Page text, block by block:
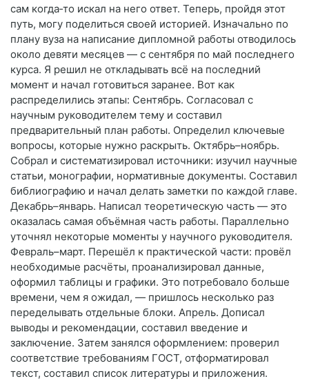
сам когда‑то искал на него ответ. Теперь, пройдя этот
путь, могу поделиться своей историей. Изначально по
плану вуза на написание дипломной работы отводилось
около девяти месяцев — с сентября по май последнего
курса. Я решил не откладывать всё на последний
момент и начал готовиться заранее. Вот как
распределились этапы: Сентябрь. Согласовал с
научным руководителем тему и составил
предварительный план работы. Определил ключевые
вопросы, которые нужно раскрыть. Октябрь–ноябрь.
Собрал и систематизировал источники: изучил научные
статьи, монографии, нормативные документы. Составил
библиографию и начал делать заметки по каждой главе.
Декабрь–январь. Написал теоретическую часть — это
оказалась самая объёмная часть работы. Параллельно
уточнял некоторые моменты у научного руководителя.
Февраль–март. Перешёл к практической части: провёл
необходимые расчёты, проанализировал данные,
оформил таблицы и графики. Это потребовало больше
времени, чем я ожидал, — пришлось несколько раз
переделывать отдельные блоки. Апрель. Дописал
выводы и рекомендации, составил введение и
заключение. Затем занялся оформлением: проверил
соответствие требованиям ГОСТ, отформатировал
текст, составил список литературы и приложения.